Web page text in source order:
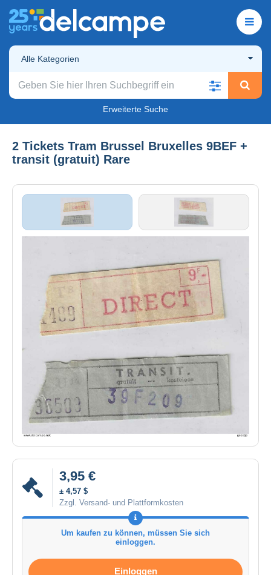
Alle Kategorien
Erweiterte Suche
2 Tickets Tram Brussel Bruxelles 9BEF +
transit (gratuit) Rare
3,95 €
± 4,57 $
Zzgl. Versand- und Plattformkosten
Um kaufen zu können, müssen Sie sich
einloggen.
Einloggen